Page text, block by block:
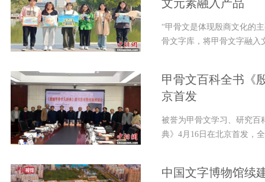
文元素融入产品
“甲骨文是体现殷商文化的
骨文字库，将甲骨文字融入
甲骨文百科全书《
京首发
被誉为甲骨文学习、研究百
典》4月16日在北京首发，
中国文字博物馆续